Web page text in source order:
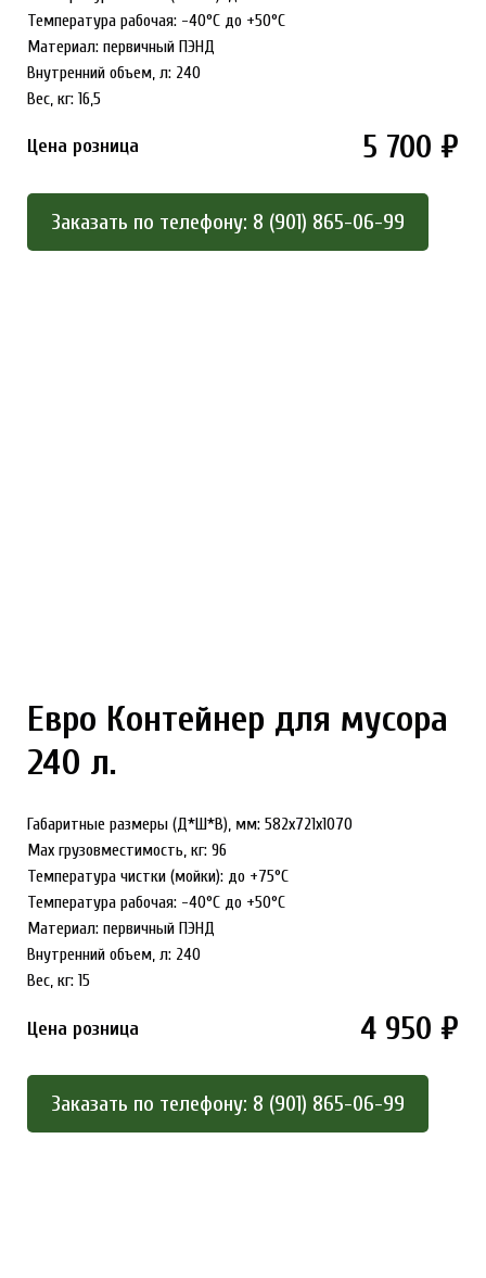
Температура рабочая: -40°С до +50°С
Материал: первичный ПЭНД
Внутренний объем, л: 240
Вес, кг: 16,5
Цена розница 5 700 ₽
Заказать по телефону: 8 (901) 865-06-99
Евро Контейнер для мусора
240 л.
Габаритные размеры (Д*Ш*В), мм: 582x721x1070
Max грузовместимость, кг: 96
Температура чистки (мойки): до +75°С
Температура рабочая: -40°С до +50°С
Материал: первичный ПЭНД
Внутренний объем, л: 240
Вес, кг: 15
Цена розница 4 950 ₽
Заказать по телефону: 8 (901) 865-06-99